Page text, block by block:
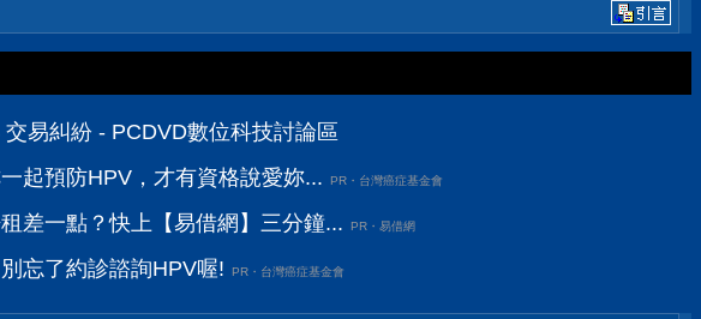
易糾紛 - PCDVD數位科技討論區
起預防HPV，才有資格說愛妳...
PR・台灣癌症基金會
差一點？快上【易借網】三分鐘... PR・易借網
忘了約診諮詢HPV喔! PR・台灣癌症基金會